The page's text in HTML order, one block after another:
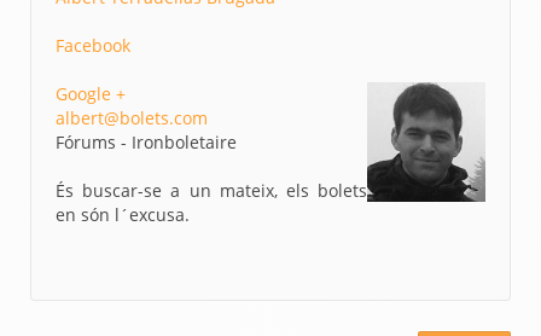
Facebook
Google +
albert@bolets.com
Fórums - Ironboletaire
És buscar-se a un mateix, els bolets
en són l´excusa.